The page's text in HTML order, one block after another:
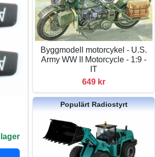
I lager
Byggmodell motorcykel - U.S.
Army WW II Motorcycle - 1:9 -
IT
649 kr
Populärt Radiostyrt